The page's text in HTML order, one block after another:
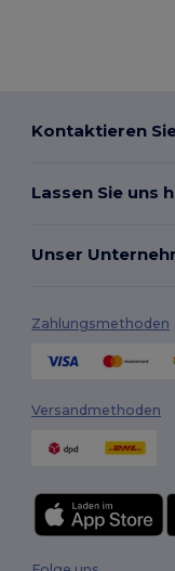
Kontaktieren
Lassen Sie uns
Unser
Zahlungsmethoden
Versandmethoden